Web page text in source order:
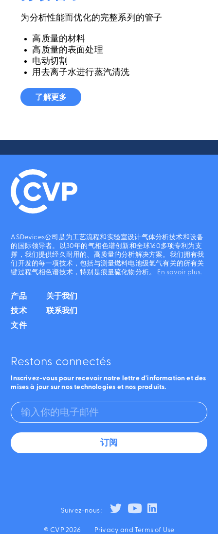
为分析性能而优化的完整系列的管子
高质量的材料
高质量的表面处理
电动切割
用去离子水进行蒸汽清洗
了解更多
ASDevices公司是为工艺流程和实验室设计气体分析技术和设备
的国际领导者。以30年的气相色谱创新和全球160多项专利为支
撑，我们提供经久耐用的、高质量的分析解决方案。我们拥有我
们开发的每一项技术，包括与测量燃料电池级氢气有关的所有关
键过程气相色谱技术，特别是痕量硫化物分析。
En savoir plus.
产品
技术
文件
关于我们
联系我们
Restons connectés
Inscrivez-vous pour recevoir notre lettre d'information et des
mises à jour sur nos technologies et nos produits.
© CVP 2026 Privacy and Terms of Use
Suivez-nous :